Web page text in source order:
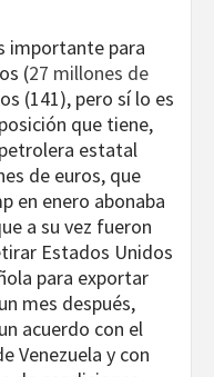
importante para
(27 millones de
(141), pero sí lo es
que tiene,
estatal
de euros, que
en enero abonaba
a su vez fueron
Estados Unidos
para exportar
mes después,
acuerdo con el
Venezuela y con